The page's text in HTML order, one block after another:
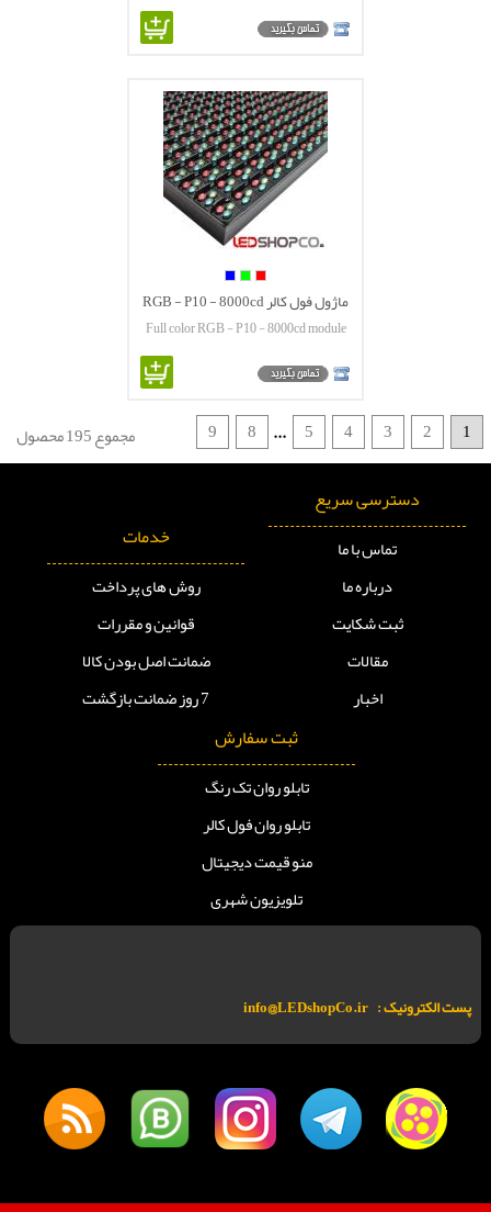
ماژول فول کالر RGB - P10 - 8000cd
Full color RGB - P10 - 8000cd module
1
2
3
4
5
...
8
9 مجموع 195 محصول
دسترسی سریع
تماس با ما
درباره ما
ثبت شکایت
مقالات
اخبار
خدمات
روش های پرداخت
قوانین و مقررات
ضمانت اصل بودن کالا
7 روز ضمانت بازگشت
ثبت سفارش
تابلو روان تک رنگ
تابلو روان فول کالر
منو قیمت دیجیتال
تلویزیون شهری
پست الکترونیک : info@LEDshopCo.ir